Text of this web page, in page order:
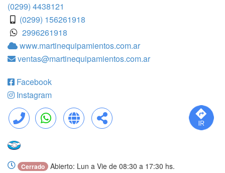
(0299) 4438121
(0299) 156261918
2996261918
www.martinequipamientos.com.ar
ventas@martinequipamientos.com.ar
Facebook
Instagram
Llamar WhatsApp Web Compartir
Cerrado
Abierto: Lun a Vie de 08:30 a 17:30 hs.